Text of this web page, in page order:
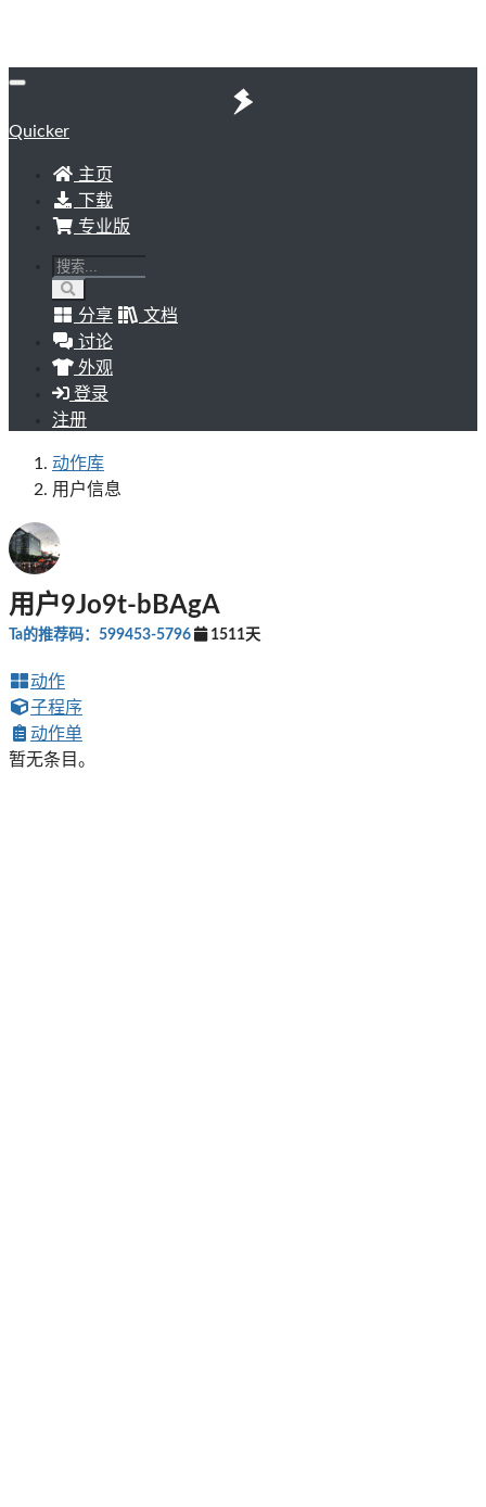
Quicker
主页
下载
专业版
分享
文档
讨论
外观
登录
注册
动作库
用户信息
用户9Jo9t-bBAgA
Ta的推荐码：599453-5796 1511天
动作
子程序
动作单
暂无条目。